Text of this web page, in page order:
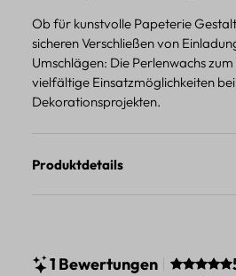
Ob für kunstvolle Papeterie
sicheren Verschließen von
Umschlägen: Die Perlenwachs
vielfältige Einsatzmöglichkeiten
Dekorationsprojekten.
Produktdetails
1 Bewertungen